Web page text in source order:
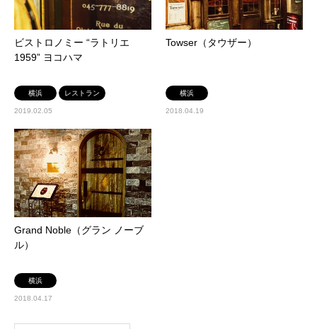
ビストロノミー “ラトリエ
1959” ヨコハマ
横浜 レストラン
2019.02.05
Towser（タウザー）
横浜
2018.04.19
Grand Noble（グラン ノーブ
ル）
横浜
2018.04.17